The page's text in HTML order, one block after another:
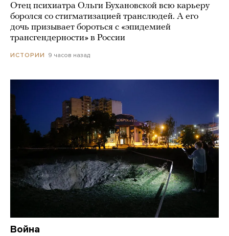
Отец психиатра Ольги Бухановской всю карьеру
боролся со стигматизацией транслюдей. А его
дочь призывает бороться с «эпидемией
трансгендерности» в России
ИСТОРИИ 9 часов назад
Война